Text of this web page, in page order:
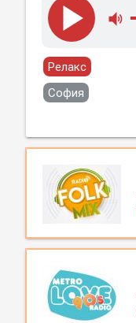
Релакс
София